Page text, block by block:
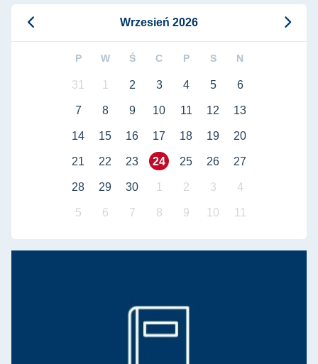
Wrzesień 2026
P W Ś C P S N
31 1 2 3 4 5 6
7 8 9 10 11 12 13
14 15 16 17 18 19 20
21 22 23 24 25 26 27
28 29 30 1 2 3 4
5 6 7 8 9 10 11